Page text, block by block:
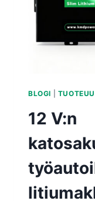
BLOGI
12 V:n